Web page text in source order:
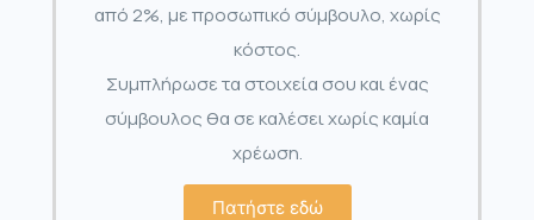
από 2%, με προσωπικό σύμβουλο, χωρίς
κόστος.
Συμπλήρωσε τα στοιχεία σου και ένας
σύμβουλος θα σε καλέσει χωρίς καμία
χρέωση.
Πατήστε εδώ